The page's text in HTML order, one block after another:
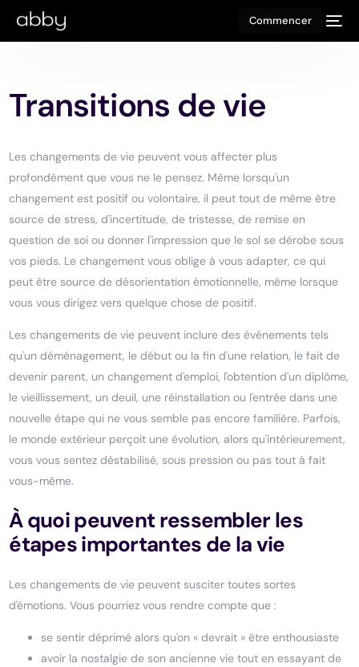
Commencer
Transitions de vie
Les changements de vie peuvent vous affecter plus
profondément que vous ne le pensez. Même lorsqu'un
changement est positif ou volontaire, il peut tout de même être
source de stress, d'incertitude, de tristesse, de remise en
question de soi ou donner l'impression que le sol se dérobe sous
vos pieds. Le changement vous oblige à vous adapter, ce qui
peut être source de désorientation émotionnelle, même lorsque
vous vous dirigez vers quelque chose de positif.
Les changements de vie peuvent inclure des événements tels
qu'un déménagement, le début ou la fin d'une relation, le fait de
devenir parent, un changement d'emploi, l'obtention d'un diplôme,
le vieillissement, un deuil, une réinstallation ou l'entrée dans une
nouvelle étape qui ne vous semble pas encore familière. Parfois,
le monde extérieur perçoit une évolution, alors qu'intérieurement,
vous vous sentez déstabilisé, sous pression ou pas tout à fait
vous-même.
À quoi peuvent ressembler les
étapes importantes de la vie
Les changements de vie peuvent susciter toutes sortes
d'émotions. Vous pourriez vous rendre compte que :
se sentir déprimé alors qu'on « devrait » être enthousiaste
avoir la nostalgie de son ancienne vie tout en essayant de